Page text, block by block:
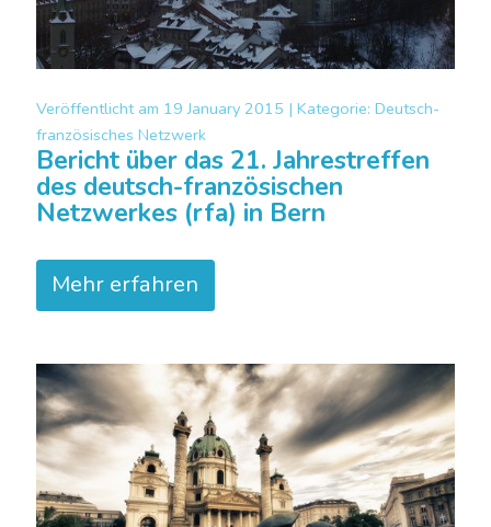
Veröffentlicht am 19 January 2015 | Kategorie: Deutsch-
französisches Netzwerk
Bericht über das 21. Jahrestreffen
des deutsch-französischen
Netzwerkes (rfa) in Bern
Mehr erfahren